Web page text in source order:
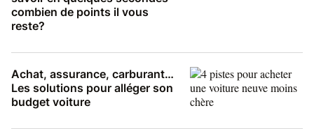
combien de points il vous
reste?
Achat, assurance, carburant…
Les solutions pour alléger son
budget voiture